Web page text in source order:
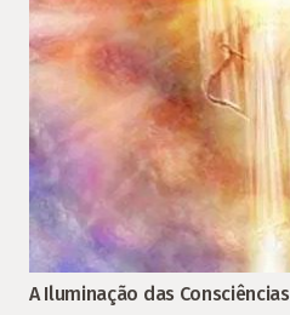
A Iluminação das Consciências